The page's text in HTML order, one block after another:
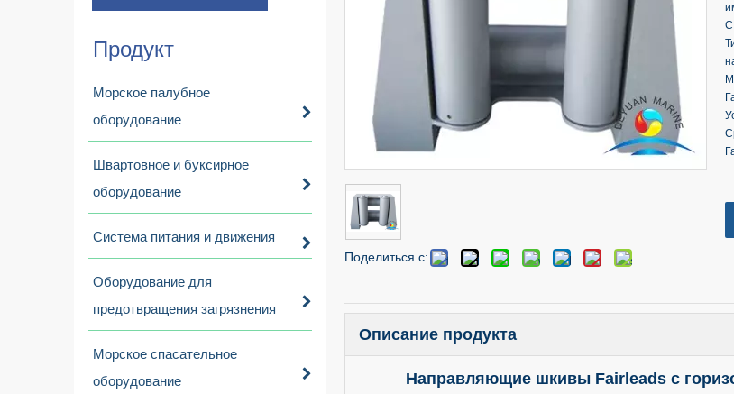
Продукт
Морское палубное
оборудование
Швартовное и буксирное
оборудование
Система питания и движения
Оборудование для
предотвращения загрязнения
Морское спасательное
оборудование
Поделиться с:
Описание продукта
Направляющие шкивы Fairleads с